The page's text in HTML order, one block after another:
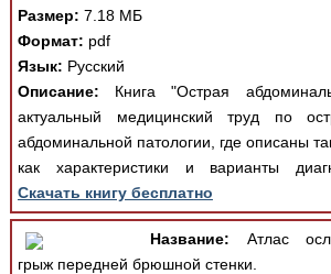
Размер: 7.18 МБ
Формат: pdf
Язык: Русский
Описание: Книга "Острая
актуальный медицинский труд по
абдоминальной патологии, где описаны
как характеристики и варианты
Скачать книгу бесплатно
Название: Атлас
грыж передней брюшной стенки.